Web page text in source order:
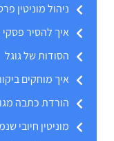
ניהול מוניטין
איך להסיר פסקי
הסודות של גוגל
איך מוחקים
הורדת כתבה
מוניטין חיובי